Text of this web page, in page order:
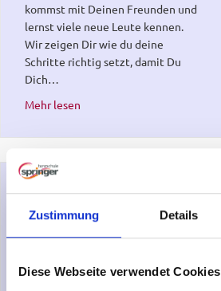
Zustimmung Details
Diese Webseite verwendet Cookies
kommst mit Deinen Freunden und
lernst viele neue Leute kennen.
Wir zeigen Dir wie du deine
Schritte richtig setzt, damit Du
Dich…
Mehr lesen
Hochzeitskurse
Hochzeitskurse – entspannt